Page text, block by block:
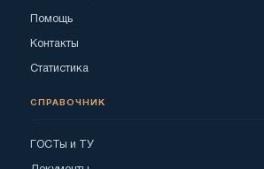
Помощь
Контакты
Статистика
СПРАВОЧНИК
ГОСТы и ТУ